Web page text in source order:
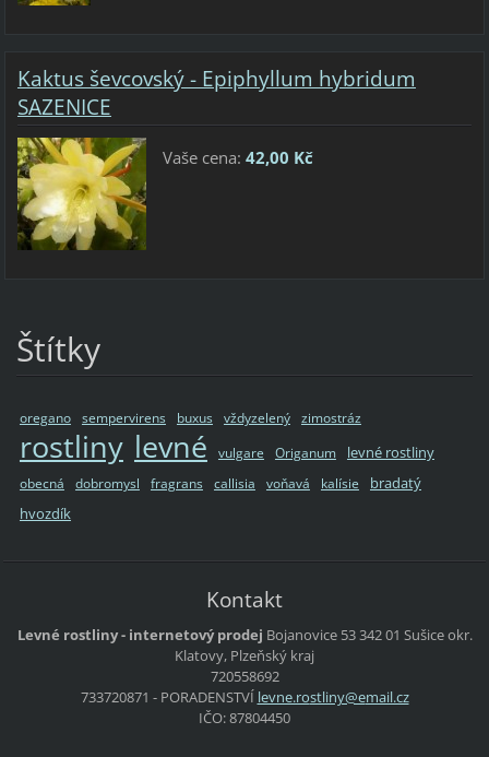
Kaktus ševcovský - Epiphyllum hybridum
SAZENICE
Vaše cena: 42,00 Kč
Štítky
oregano sempervirens buxus vždyzelený zimostráz
rostliny levné vulgare Origanum levné rostliny
obecná dobromysl fragrans callisia voňavá kalísie
bradatý
hvozdík
Kontakt
Levné rostliny - internetový prodej Bojanovice 53342 01 Sušiceokr.
Klatovy, Plzeňský kraj
720558692
733720871 - PORADENSTVÍ levne.rostliny@email.cz
IČO: 87804450